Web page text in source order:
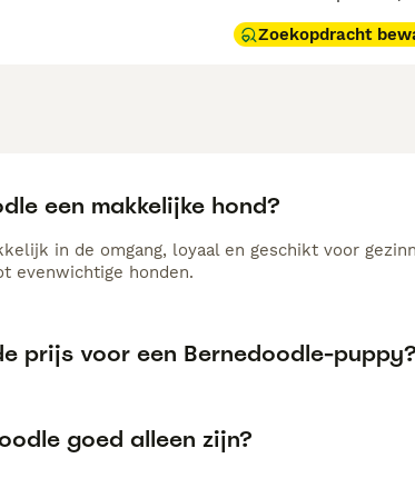
en energiek, en ze gedijen in gezinnen en
Door hun volle, krullende vacht is
Zoekopdracht
een makkelijke hond?
in de omgang, loyaal en geschikt voor
evenwichtige honden.
prijs voor een Bernedoodle-puppy?
goed alleen zijn?